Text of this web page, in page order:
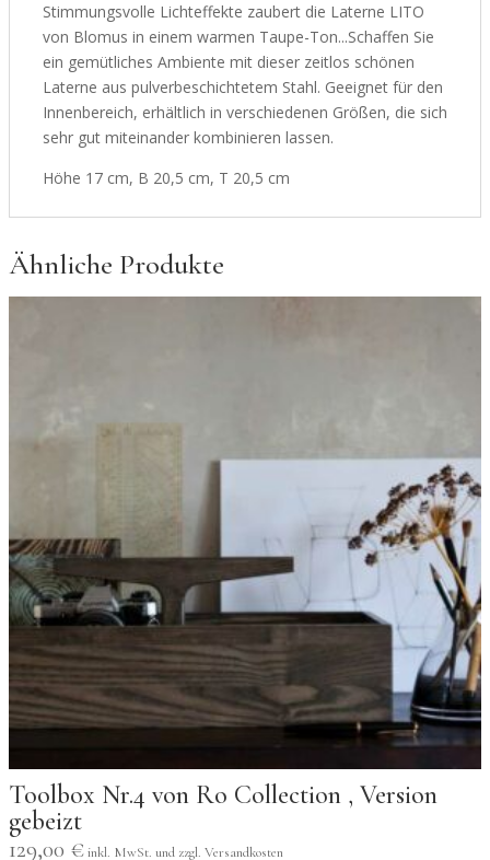
Stimmungsvolle Lichteffekte zaubert die Laterne LITO
von Blomus in einem warmen Taupe-Ton...Schaffen Sie
ein gemütliches Ambiente mit dieser zeitlos schönen
Laterne aus pulverbeschichtetem Stahl. Geeignet für den
Innenbereich, erhältlich in verschiedenen Größen, die sich
sehr gut miteinander kombinieren lassen.
Höhe 17 cm, B 20,5 cm, T 20,5 cm
Ähnliche Produkte
Toolbox Nr.4 von Ro Collection , Version
gebeizt
129,00 €